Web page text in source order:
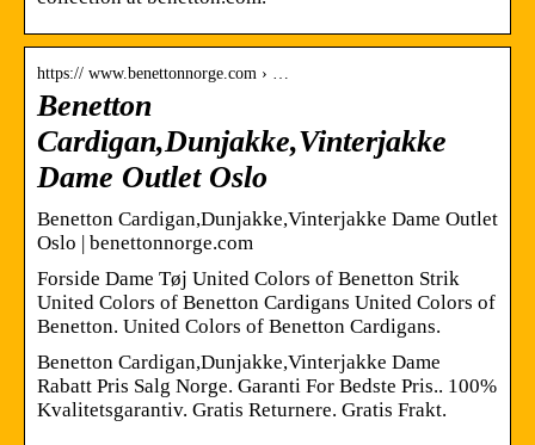
https:// www.benettonnorge.com › …
Benetton
Cardigan,Dunjakke,Vinterjakke
Dame Outlet Oslo
Benetton Cardigan,Dunjakke,Vinterjakke Dame Outlet
Oslo | benettonnorge.com
Forside Dame Tøj United Colors of Benetton Strik
United Colors of Benetton Cardigans United Colors of
Benetton. United Colors of Benetton Cardigans.
Benetton Cardigan,Dunjakke,Vinterjakke Dame
Rabatt Pris Salg Norge. Garanti For Bedste Pris.. 100%
Kvalitetsgarantiv. Gratis Returnere. Gratis Frakt.